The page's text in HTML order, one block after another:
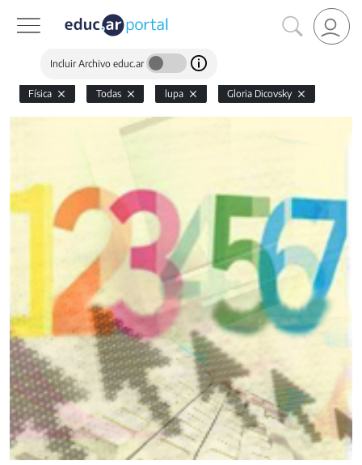
Incluir Archivo educ.ar
Física Todas lupa Gloria Dicovsky